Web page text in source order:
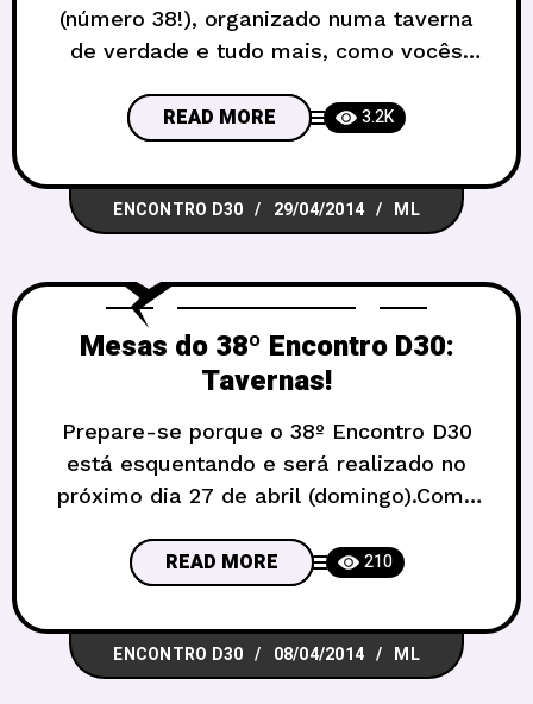
(número 38!), organizado numa taverna
de verdade e tudo mais, como vocês
agradecimentos ao Carcassonne Pub,
que nos acolheu num cenário
interessante e com bastante espaço.
Começamos às 11 horas já com a
lançando um
READ MORE 3.2K
ENCONTRO D30 29/04/2014 ML
Mesas do 38º Encontro D30:
Tavernas!
Prepare-se porque o 38º Encontro D30
está esquentando e será realizado no
próximo dia 27 de abril (domingo).Como
o próximo Encontro D30 no Carcassonne
Pub! Por isso o encontro será um pouco
diferente, dentro de um pub, e a
tradicional contribuição que sempre
READ MORE 210
ENCONTRO D30 08/04/2014 ML